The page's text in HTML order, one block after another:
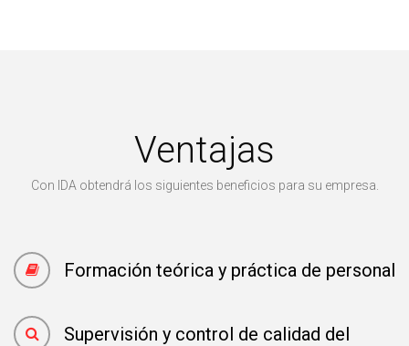
Ventajas
Con IDA obtendrá los siguientes beneficios para su empresa.
Formación teórica y práctica de personal
Supervisión y control de calidad del